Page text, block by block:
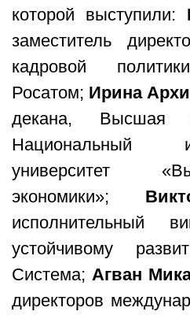
которой выступили:
заместитель
кадровой
Росатом; Ирина
декана, Высшая
Национальный
университет
экономики»;
исполнительный
устойчивому
Система; Агван
директоров